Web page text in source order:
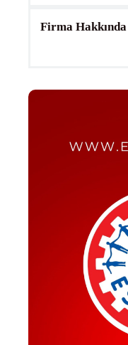
Firma Hakkında